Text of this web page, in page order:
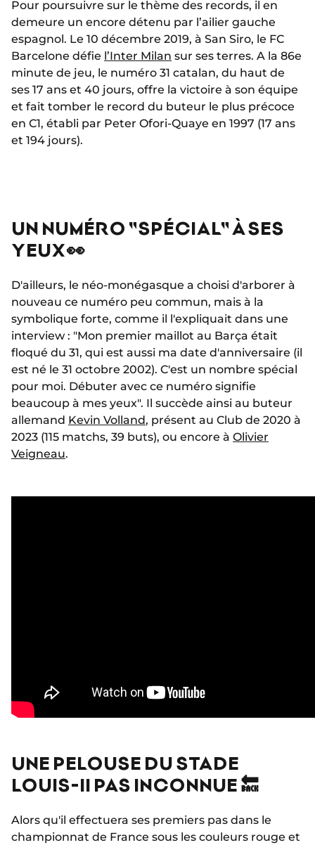
Pour poursuivre sur le thème des records, il en
demeure un encore détenu par l’ailier gauche
espagnol. Le 10 décembre 2019, à San Siro, le FC
Barcelone défie l’Inter Milan sur ses terres. A la 86e
minute de jeu, le numéro 31 catalan, du haut de
ses 17 ans et 40 jours, offre la victoire à son équipe
et fait tomber le record du buteur le plus précoce
en C1, établi par Peter Ofori-Quaye en 1997 (17 ans
et 194 jours).
UN NUMÉRO "SPÉCIAL" À SES
YEUX 👀
D'ailleurs, le néo-monégasque a choisi d'arborer à
nouveau ce numéro peu commun, mais à la
symbolique forte, comme il l'expliquait dans une
interview : "Mon premier maillot au Barça était
floqué du 31, qui est aussi ma date d'anniversaire (il
est né le 31 octobre 2002). C'est un nombre spécial
pour moi. Débuter avec ce numéro signifie
beaucoup à mes yeux". Il succède ainsi au buteur
allemand Kevin Volland, présent au Club de 2020 à
2023 (115 matchs, 39 buts), ou encore à Olivier
Veigneau.
UNE PELOUSE DU STADE
LOUIS-II PAS INCONNUE 🔙
Alors qu'il effectuera ses premiers pas dans le
championnat de France sous les couleurs rouge et